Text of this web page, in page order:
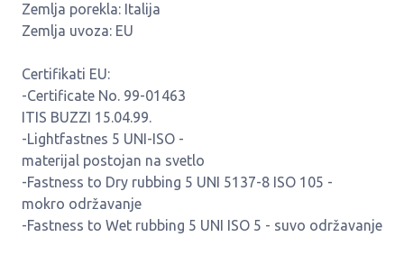
Zemlja porekla: Italija
Zemlja uvoza: EU
Certifikati EU:
-Certificate No. 99-01463
ITIS BUZZI 15.04.99.
-Lightfastnes 5 UNI-ISO -
materijal postojan na svetlo
-Fastness to Dry rubbing 5 UNI 5137-8 ISO 105 -
mokro održavanje
-Fastness to Wet rubbing 5 UNI ISO 5 - suvo održavanje